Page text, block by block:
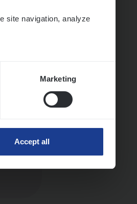
site navigation, analyze
Marketing
Accept all